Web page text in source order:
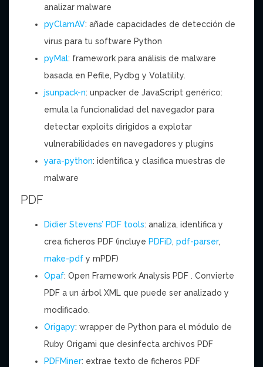
analizar malware
pyClamAV: añade capacidades de detección de
virus para tu software Python
pyMal: framework para análisis de malware
basada en Pefile, Pydbg y Volatility.
jsunpack-n: unpacker de JavaScript genérico:
emula la funcionalidad del navegador para
detectar exploits dirigidos a explotar
vulnerabilidades en navegadores y plugins
yara-python: identifica y clasifica muestras de
malware
PDF
Didier Stevens’ PDF tools: analiza, identifica y
crea ficheros PDF (incluye PDFiD, pdf-parser,
make-pdf y mPDF)
Opaf: Open Framework Analysis PDF . Convierte
PDF a un árbol XML que puede ser analizado y
modificado.
Origapy: wrapper de Python para el módulo de
Ruby Origami que desinfecta archivos PDF
PDFMiner: extrae texto de ficheros PDF